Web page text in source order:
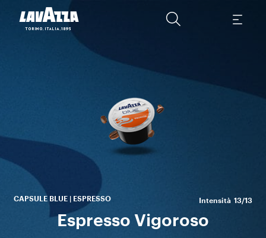
CAPSULE BLUE | ESPRESSO Intensità 13/13
Espresso Vigoroso